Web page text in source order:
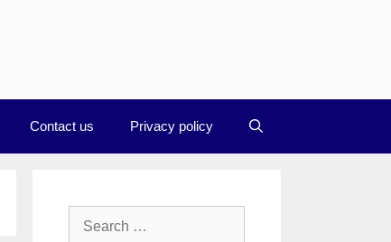
Contact us Privacy policy
Search